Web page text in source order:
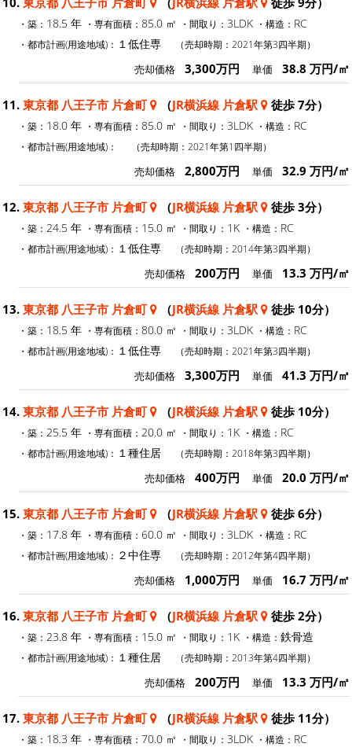
・築： 18.5 年 ・専有面積： 85.0 ㎡ ・間取り： 3LDK ・構造： RC
・都市計画(用途地域)： １低住専 （売却時期：2021年第3四半期）
売却価格 3,300万円 単価 38.8 万円/㎡
11. 東京都 八王子市 片倉町 （JR横浜線 片倉駅 徒歩 7分）
・築： 18.0 年 ・専有面積： 85.0 ㎡ ・間取り： 3LDK ・構造： RC
・都市計画(用途地域)： （売却時期：2021年第1四半期）
売却価格 2,800万円 単価 32.9 万円/㎡
12. 東京都 八王子市 片倉町 （JR横浜線 片倉駅 徒歩 3分）
・築： 24.5 年 ・専有面積： 15.0 ㎡ ・間取り： 1K ・構造： RC
・都市計画(用途地域)： １低住専 （売却時期：2014年第3四半期）
売却価格 200万円 単価 13.3 万円/㎡
13. 東京都 八王子市 片倉町 （JR横浜線 片倉駅 徒歩 10分）
・築： 18.5 年 ・専有面積： 80.0 ㎡ ・間取り： 3LDK ・構造： RC
・都市計画(用途地域)： １低住専 （売却時期：2021年第3四半期）
売却価格 3,300万円 単価 41.3 万円/㎡
14. 東京都 八王子市 片倉町 （JR横浜線 片倉駅 徒歩 10分）
・築： 25.5 年 ・専有面積： 20.0 ㎡ ・間取り： 1K ・構造： RC
・都市計画(用途地域)： １種住居 （売却時期：2018年第3四半期）
売却価格 400万円 単価 20.0 万円/㎡
15. 東京都 八王子市 片倉町 （JR横浜線 片倉駅 徒歩 6分）
・築： 17.8 年 ・専有面積： 60.0 ㎡ ・間取り： 3LDK ・構造： RC
・都市計画(用途地域)： ２中住専 （売却時期：2012年第4四半期）
売却価格 1,000万円 単価 16.7 万円/㎡
16. 東京都 八王子市 片倉町 （JR横浜線 片倉駅 徒歩 2分）
・築： 23.8 年 ・専有面積： 15.0 ㎡ ・間取り： 1K ・構造： 鉄骨造
・都市計画(用途地域)： １種住居 （売却時期：2013年第4四半期）
売却価格 200万円 単価 13.3 万円/㎡
17. 東京都 八王子市 片倉町 （JR横浜線 片倉駅 徒歩 11分）
・築： 18.3 年 ・専有面積： 70.0 ㎡ ・間取り： 3LDK ・構造： RC